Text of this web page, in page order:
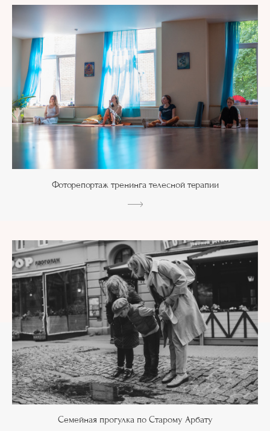
Фоторепортаж тренинга телесной терапии
Семейная прогулка по Старому Арбату